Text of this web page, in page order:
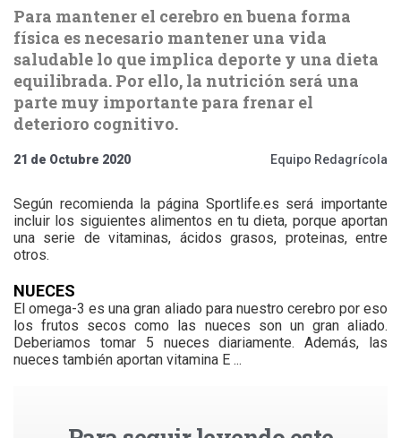
Para mantener el cerebro en buena forma
física es necesario mantener una vida
saludable lo que implica deporte y una dieta
equilibrada. Por ello, la nutrición será una
parte muy importante para frenar el
deterioro cognitivo.
21 de Octubre 2020 Equipo Redagrícola
Según recomienda la página Sportlife.es será importante
incluir los siguientes alimentos en tu dieta, porque aportan
una serie de vitaminas, ácidos grasos, proteinas, entre
otros.
NUECES
El omega-3 es una gran aliado para nuestro cerebro por eso
los frutos secos como las nueces son un gran aliado.
Deberiamos tomar 5 nueces diariamente. Además, las
nueces también aportan vitamina E ...